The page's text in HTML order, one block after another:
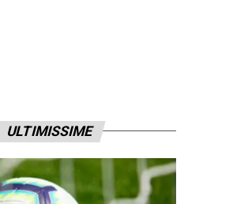
ULTIMISSIME